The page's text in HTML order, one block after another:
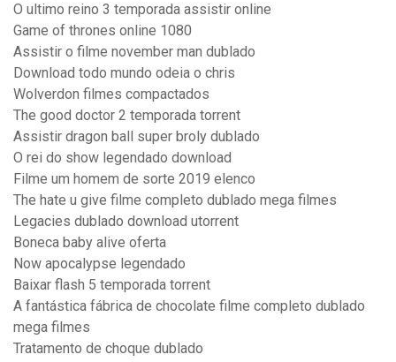
O ultimo reino 3 temporada assistir online
Game of thrones online 1080
Assistir o filme november man dublado
Download todo mundo odeia o chris
Wolverdon filmes compactados
The good doctor 2 temporada torrent
Assistir dragon ball super broly dublado
O rei do show legendado download
Filme um homem de sorte 2019 elenco
The hate u give filme completo dublado mega filmes
Legacies dublado download utorrent
Boneca baby alive oferta
Now apocalypse legendado
Baixar flash 5 temporada torrent
A fantástica fábrica de chocolate filme completo dublado
mega filmes
Tratamento de choque dublado